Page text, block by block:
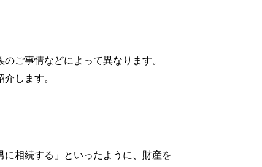
ご事情などによって異なります。
します。
相続する」といったように、財産を